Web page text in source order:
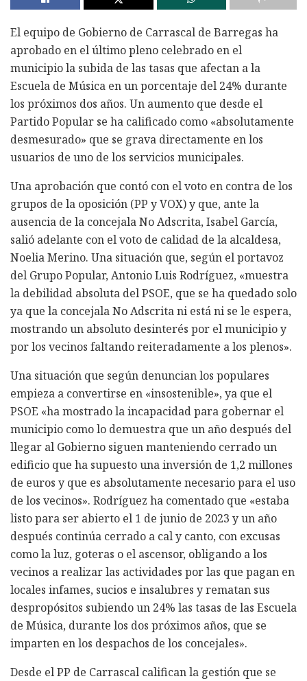
El equipo de Gobierno de Carrascal de Barregas ha
aprobado en el último pleno celebrado en el
municipio la subida de las tasas que afectan a la
Escuela de Música en un porcentaje del 24% durante
los próximos dos años. Un aumento que desde el
Partido Popular se ha calificado como «absolutamente
desmesurado» que se grava directamente en los
usuarios de uno de los servicios municipales.
Una aprobación que contó con el voto en contra de los
grupos de la oposición (PP y VOX) y que, ante la
ausencia de la concejala No Adscrita, Isabel García,
salió adelante con el voto de calidad de la alcaldesa,
Noelia Merino. Una situación que, según el portavoz
del Grupo Popular, Antonio Luis Rodríguez, «muestra
la debilidad absoluta del PSOE, que se ha quedado solo
ya que la concejala No Adscrita ni está ni se le espera,
mostrando un absoluto desinterés por el municipio y
por los vecinos faltando reiteradamente a los plenos».
Una situación que según denuncian los populares
empieza a convertirse en «insostenible», ya que el
PSOE «ha mostrado la incapacidad para gobernar el
municipio como lo demuestra que un año después del
llegar al Gobierno siguen manteniendo cerrado un
edificio que ha supuesto una inversión de 1,2 millones
de euros y que es absolutamente necesario para el uso
de los vecinos». Rodríguez ha comentado que «estaba
listo para ser abierto el 1 de junio de 2023 y un año
después continúa cerrado a cal y canto, con excusas
como la luz, goteras o el ascensor, obligando a los
vecinos a realizar las actividades por las que pagan en
locales infames, sucios e insalubres y rematan sus
despropósitos subiendo un 24% las tasas de las Escuela
de Música, durante los dos próximos años, que se
imparten en los despachos de los concejales».
Desde el PP de Carrascal califican la gestión que se